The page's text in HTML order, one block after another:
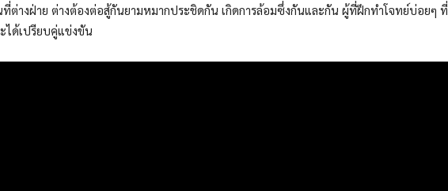
ต่างฝ่าย ต่างต้องต่อสู้กันยามหมากประชิดกัน เกิดการล้อมซึ่งกันและกัน ผู้ที่ฝึกทำโจทย์บ่อยๆ ที่
ได้เปรียบคู่แข่งขัน